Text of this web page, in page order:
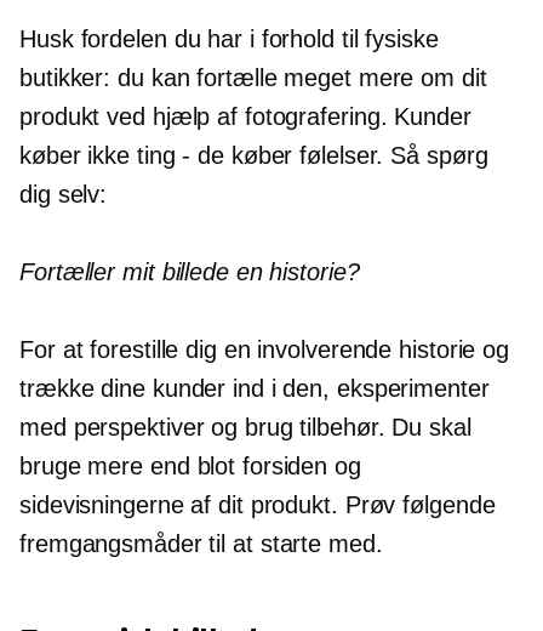
Husk fordelen du har i forhold til fysiske
butikker: du kan fortælle meget mere om dit
produkt ved hjælp af fotografering. Kunder
køber ikke ting - de køber følelser. Så spørg
dig selv:
Fortæller mit billede en historie?
For at forestille dig en involverende historie og
trække dine kunder ind i den, eksperimenter
med perspektiver og brug tilbehør. Du skal
bruge mere end blot forsiden og
sidevisningerne af dit produkt. Prøv følgende
fremgangsmåder til at starte med.